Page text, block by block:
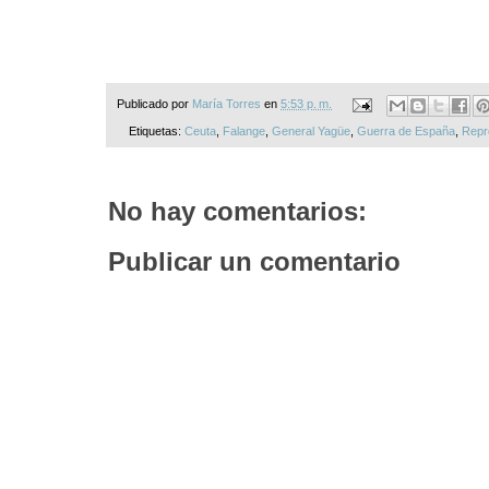
Publicado por María Torres en 5:53 p. m.
Etiquetas: Ceuta, Falange, General Yagüe, Guerra de España,
No hay comentarios:
Publicar un comentario